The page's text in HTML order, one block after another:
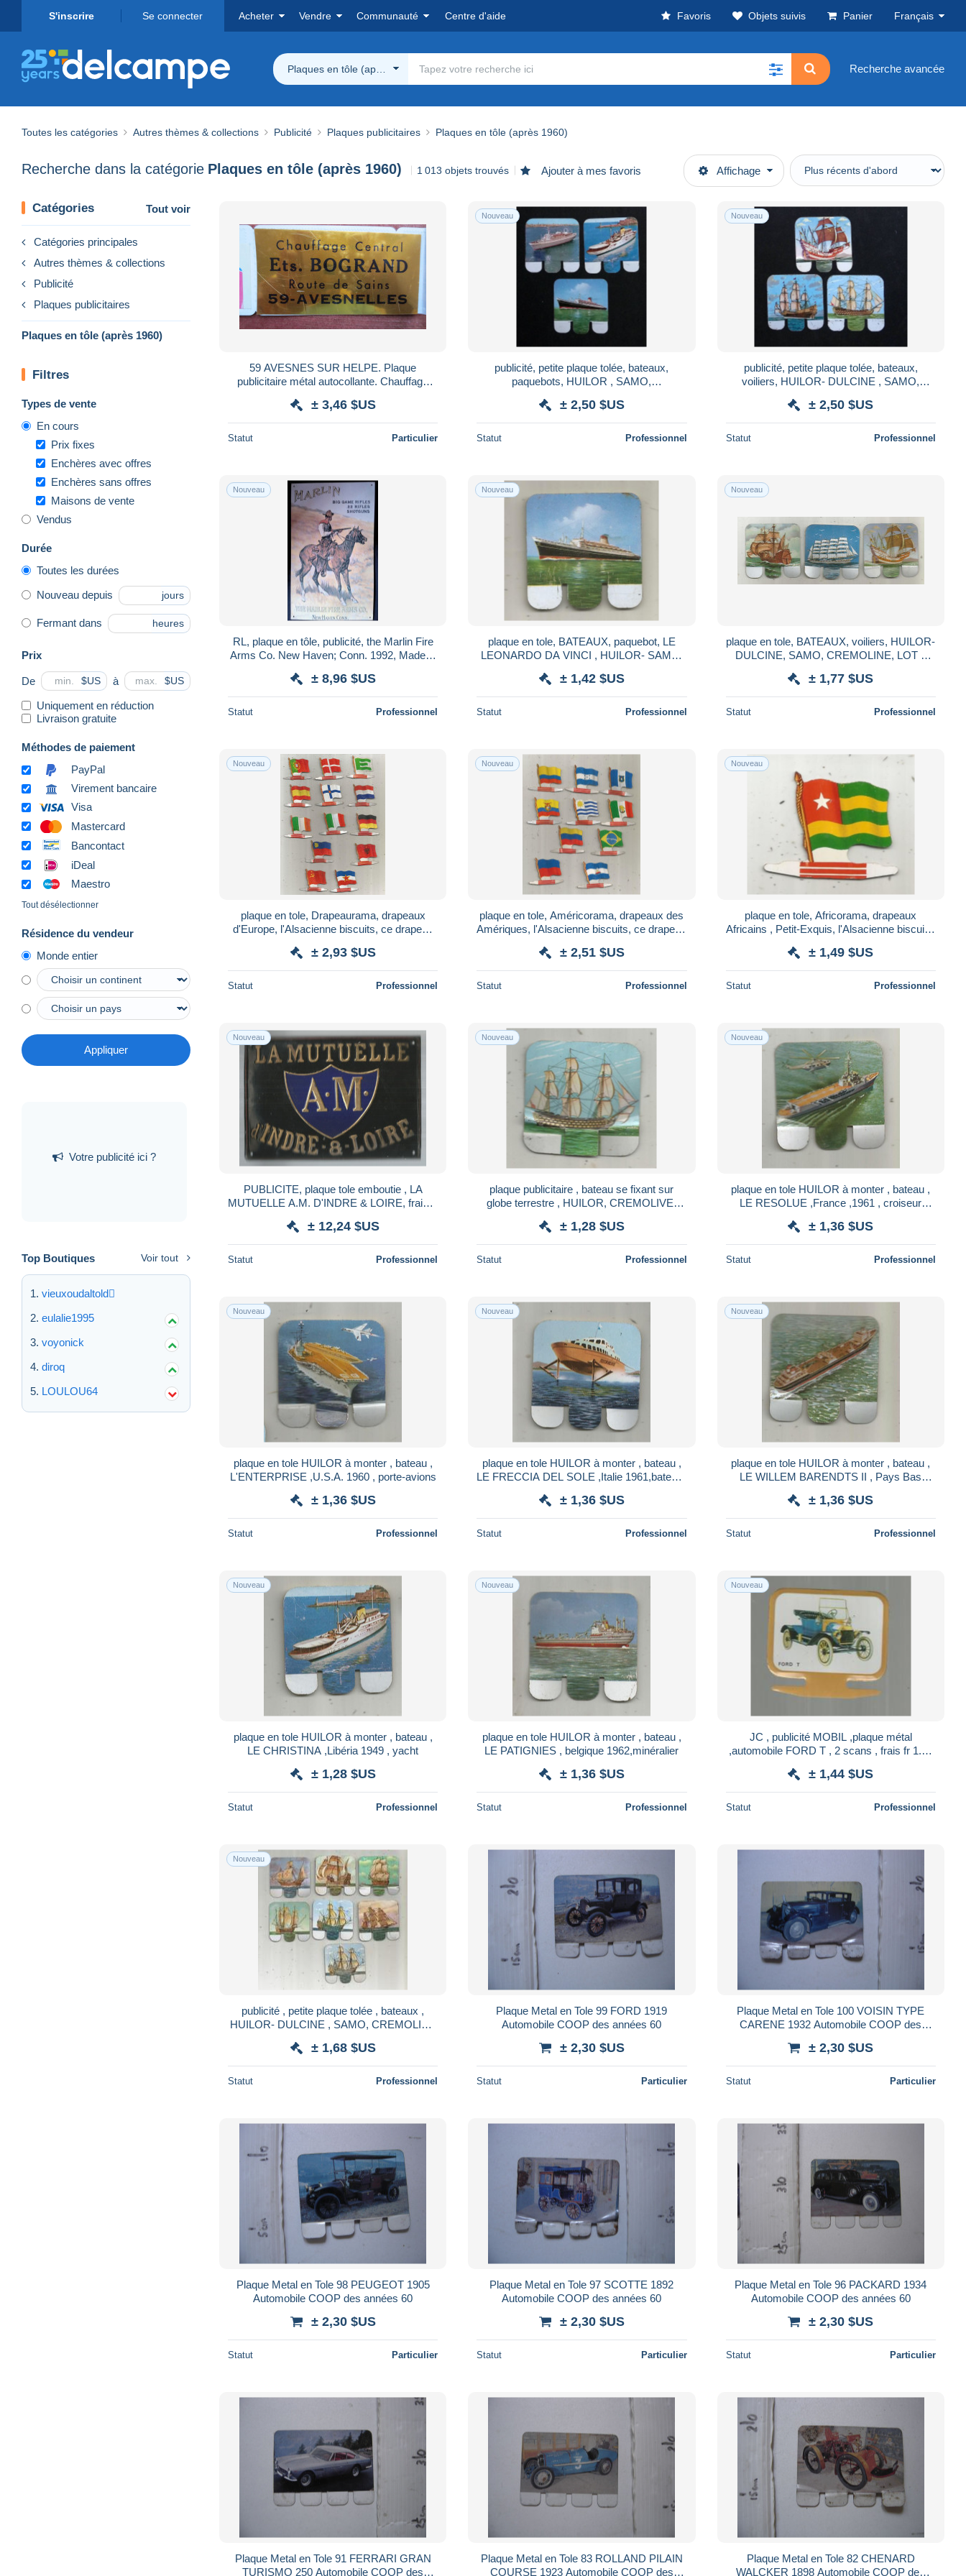
S'inscrire Se connecter Acheter Vendre Communauté Centre d'aide Favoris Objets suivis Panier Français
Plaques en tôle (après 1960) Recherche avancée
Toutes les catégories Autres thèmes & collections Publicité Plaques publicitaires Plaques en tôle (après 1960)
Recherche dans la catégorie Plaques en tôle (après 1960) 1 013 objets trouvés Ajouter à mes favoris Affichage
Catégories Tout voir
Catégories principales
Autres thèmes & collections
Publicité
Plaques publicitaires
Plaques en tôle (après 1960)
Filtres
Types de vente
En cours
Prix fixes
Enchères avec offres
Enchères sans offres
Maisons de vente
Vendus
Durée
Toutes les durées
Nouveau depuis jours
Fermant dans heures
Prix
De $US à $US
Uniquement en réduction
Livraison gratuite
Méthodes de paiement
PayPal
Virement bancaire
Visa
Mastercard
Bancontact
iDeal
Maestro
Tout désélectionner
Résidence du vendeur
Monde entier
Appliquer
Votre publicité ici ?
Top Boutiques Voir tout
vieuxoudaltold
eulalie1995
voyonick
diroq
LOULOU64
59 AVESNES SUR HELPE. Plaque
publicitaire métal autocollante. Chauffage
Cm.)
± 3,46 $US
Statut Particulier
Nouveau
publicité, petite plaque tolée, bateaux,
paquebots, HUILOR , SAMO,
± 2,50 $US
Statut Professionnel
Nouveau
publicité, petite plaque tolée, bateaux,
voiliers, HUILOR- DULCINE , SAMO,
± 2,50 $US
Statut Professionnel
Nouveau
RL, plaque en tôle, publicité, the Marlin Fire
Arms Co. New Haven; Conn. 1992, Made in
± 8,96 $US
Statut Professionnel
Nouveau
plaque en tole, BATEAUX, paquebot, LE
LEONARDO DA VINCI , HUILOR- SAMO,
CHAT B.B.
± 1,42 $US
Statut Professionnel
Nouveau
plaque en tole, BATEAUX, voiliers, HUILOR-
DULCINE, SAMO, CREMOLINE, LOT 3
± 1,77 $US
Statut Professionnel
Nouveau
plaque en tole, Drapeaurama, drapeaux
d'Europe, l'Alsacienne biscuits, ce drapeau
± 2,93 $US
Statut Professionnel
Nouveau
plaque en tole, Américorama, drapeaux des
Amériques, l'Alsacienne biscuits, ce drapeau
± 2,51 $US
Statut Professionnel
Nouveau
plaque en tole, Africorama, drapeaux
Africains , Petit-Exquis, l'Alsacienne biscuits,
± 1,49 $US
Statut Professionnel
Nouveau
PUBLICITE, plaque tole emboutie , LA
MUTUELLE A.M. D'INDRE & LOIRE, frais fr
± 12,24 $US
Statut Professionnel
Nouveau
plaque publicitaire , bateau se fixant sur
globe terrestre , HUILOR, CREMOLIVE,
± 1,28 $US
Statut Professionnel
Nouveau
plaque en tole HUILOR à monter , bateau ,
LE RESOLUE ,France ,1961 , croiseur
± 1,36 $US
Statut Professionnel
Nouveau
plaque en tole HUILOR à monter , bateau ,
L'ENTERPRISE ,U.S.A. 1960 , porte-avions
± 1,36 $US
Statut Professionnel
Nouveau
plaque en tole HUILOR à monter , bateau ,
LE FRECCIA DEL SOLE ,Italie 1961,bateau-
± 1,36 $US
Statut Professionnel
Nouveau
plaque en tole HUILOR à monter , bateau ,
LE WILLEM BARENDTS II , Pays Bas
± 1,36 $US
Statut Professionnel
Nouveau
plaque en tole HUILOR à monter , bateau ,
LE CHRISTINA ,Libéria 1949 , yacht
± 1,28 $US
Statut Professionnel
Nouveau
plaque en tole HUILOR à monter , bateau ,
LE PATIGNIES , belgique 1962,minéralier
± 1,36 $US
Statut Professionnel
Nouveau
JC , publicité MOBIL ,plaque métal
,automobile FORD T , 2 scans , frais fr 1.45
± 1,44 $US
Statut Professionnel
Nouveau
publicité , petite plaque tolée , bateaux ,
HUILOR- DULCINE , SAMO, CREMOLINE
± 1,68 $US
Statut Professionnel
Plaque Metal en Tole 99 FORD 1919
Automobile COOP des années 60
± 2,30 $US
Statut Particulier
Plaque Metal en Tole 100 VOISIN TYPE
CARENE 1932 Automobile COOP des
± 2,30 $US
Statut Particulier
Plaque Metal en Tole 98 PEUGEOT 1905
Automobile COOP des années 60
± 2,30 $US
Statut Particulier
Plaque Metal en Tole 97 SCOTTE 1892
Automobile COOP des années 60
± 2,30 $US
Statut Particulier
Plaque Metal en Tole 96 PACKARD 1934
Automobile COOP des années 60
± 2,30 $US
Statut Particulier
Plaque Metal en Tole 91 FERRARI GRAN
TURISMO 250 Automobile COOP des
Plaque Metal en Tole 83 ROLLAND PILAIN
COURSE 1923 Automobile COOP des
Plaque Metal en Tole 82 CHENARD
WALCKER 1898 Automobile COOP des